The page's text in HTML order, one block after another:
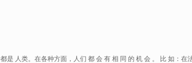
是 人类。在各种方面，人们 都 会 有 相 同 的 机 会 。 比 如：